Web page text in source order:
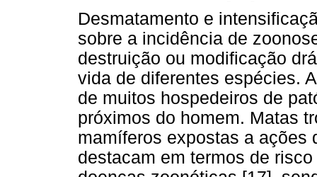
Desmatamento e
sobre a incidência de
destruição ou modificação
vida de diferentes espécies.
de muitos hospedeiros de
próximos do homem. Matas
mamíferos expostas a ações
destacam em termos de